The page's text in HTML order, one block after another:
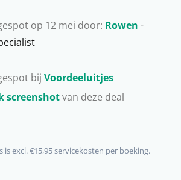
op 12 mei door: Rowen -
bij Voordeeluitjes
screenshotvan deze deal
op Texel een uitstekend idee!
is excl. €15,95 servicekosten per boeking.